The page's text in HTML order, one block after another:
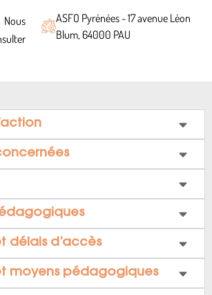
Nous
ASFO Pyrénées - 17 avenue Léon
Blum, 64000 PAU
délais d’accès
moyens pédagogiques